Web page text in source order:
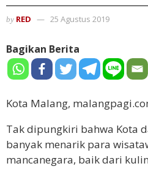
by RED 25 Agustus 2019
Bagikan Berita
Kota Malang,
Tak dipungkiri bahwa Kota
banyak menarik para
mancanegara, baik dari